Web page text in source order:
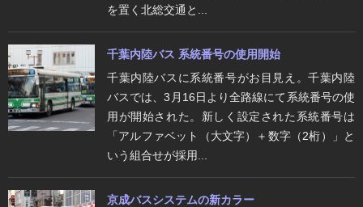
を置く北総交通と...
千葉内陸バス 系統番号の使用開始
千葉内陸バスに系統番号がお目見え。千葉内陸
バスでは、3月16日より全路線にて系統番号の使
用が開始された。新しく設定された系統番号は
「アルファベット（大文字）＋数字（2桁）」と
いう組合せが採用...
京成バスシステムの新カラー